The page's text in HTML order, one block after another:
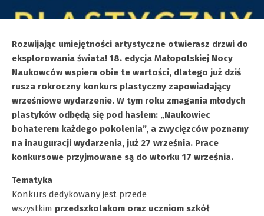
Rozwijając umiejętności artystyczne otwierasz drzwi do
eksplorowania świata! 18. edycja Małopolskiej Nocy
Naukowców wspiera obie te wartości, dlatego już dziś
rusza rokroczny konkurs plastyczny zapowiadający
wrześniowe wydarzenie. W tym roku zmagania młodych
plastyków odbędą się pod hasłem: „Naukowiec
bohaterem każdego pokolenia”, a zwycięzców poznamy
na inauguracji wydarzenia, już 27 września. Prace
konkursowe przyjmowane są do wtorku 17 września.
Tematyka
Konkurs dedykowany jest przede
wszystkim przedszkolakom oraz uczniom szkół